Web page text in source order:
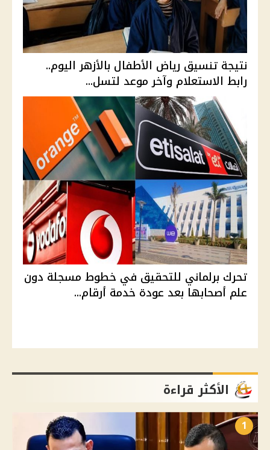
نتيجة تنسيق رياض الأطفال بالأزهر اليوم..
رابط الاستعلام وآخر موعد لتسل...
تحرك برلماني للتحقيق في خطوط مسجلة دون
علم أصحابها بعد عودة خدمة أرقام...
الأكثر قراءة
1